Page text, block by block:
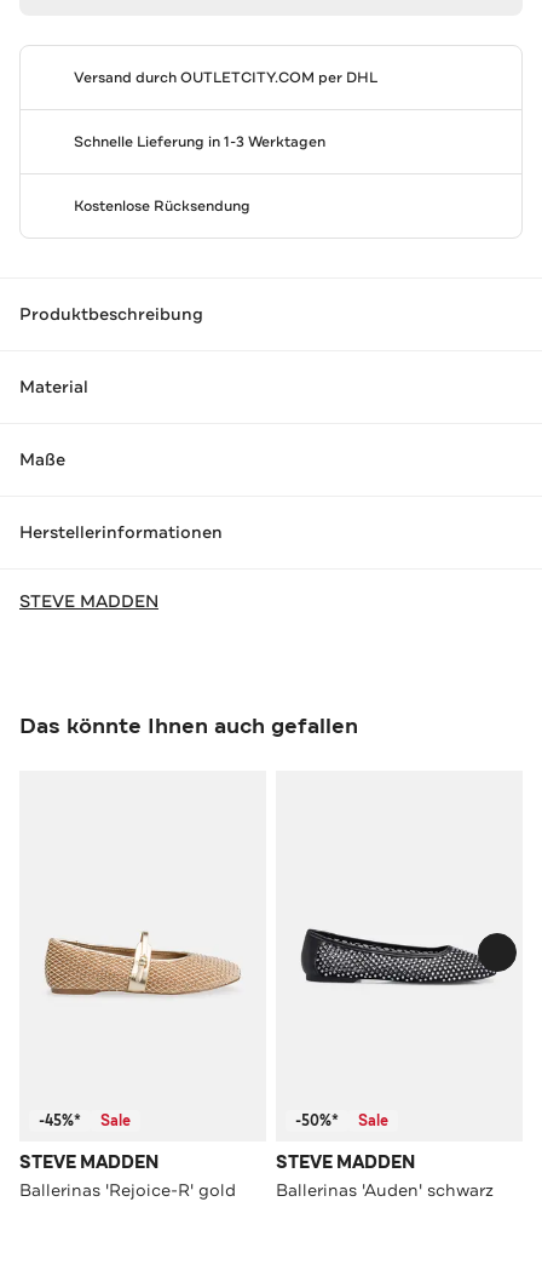
Versand durchOUTLETCITY.COM per DHL
Schnelle Lieferung in 1-3 Werktagen
Kostenlose Rücksendung
Produktbeschreibung
Material
Maße
Herstellerinformationen
STEVE MADDEN
Das könnte Ihnen auch gefallen
-45%* Sale
STEVE MADDEN
Ballerinas 'Rejoice-R' gold
-50%* Sale
STEVE MADDEN
Ballerinas 'Auden' schwarz